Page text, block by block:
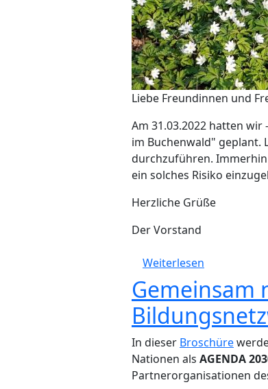
Liebe Freundinnen und
Am 31.03.2022 hatten
im Buchenwald" geplant.
durchzuführen.
ein solches Risiko
Herzliche Grüße
Der Vorstand
Weiterlesen
Gemeinsam
In dieser Broschüre
Nationen als AGENDA
Partnerorganisationen